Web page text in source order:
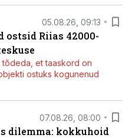
05.08.26, 09:13
Riias 42000-
tõdeda, et taaskord on
ostuks kogunenud
07.08.26, 08:00
dilemma: kokkuhoid